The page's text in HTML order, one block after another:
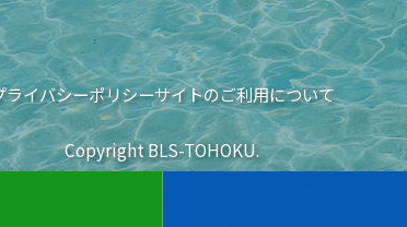
ライバシーポリシーサイトのご利用について
Copyright BLS-TOHOKU.